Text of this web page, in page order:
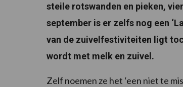
steile rotswanden en pieken,
september is er zelfs nog een
van de zuivelfestiviteiten ligt
wordt met melk en zuivel.
Zelf noemen ze het ‘een niet te